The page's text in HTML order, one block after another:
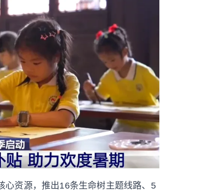
心资源，推出16条生命树主题线路、5